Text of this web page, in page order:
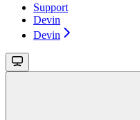
Support
Devin
Devin